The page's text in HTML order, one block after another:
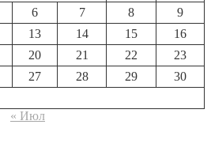
6 7 8
9
13 14 15
16
20 21 22
23
27 28 29
30
« Июл